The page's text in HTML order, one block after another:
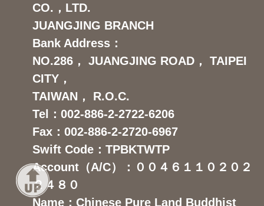
CO.，LTD.
JUANGJING BRANCH
Bank Address：
NO.286， JUANGJING ROAD， TAIPEI
CITY，
TAIWAN， R.O.C.
Tel：002-886-2-2722-6206
Fax：002-886-2-2720-6967
Swift Code：TPBKTWTP
Account（A/C）：００４６１１０２０２
２４８０
Name：Chinese Pure Land Buddhist